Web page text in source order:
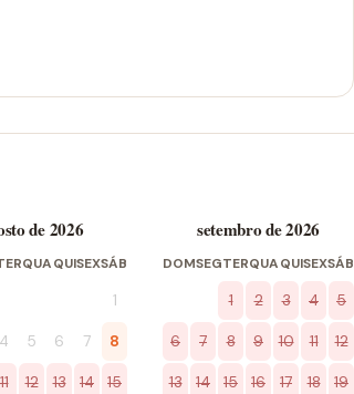
de 2026
QUAQUISEXSÁB
1
4 5 6 7 8
11 12 13 14 15
setembro de 2026
DOMSEGTERQUAQUISEXSÁB
1 2 3 4 5
6 7 8 9 10 11 12
13 14 15 16 17 18 19